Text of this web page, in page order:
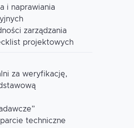
i naprawiania
zarządzania
projektowych
za weryfikację,
techniczne